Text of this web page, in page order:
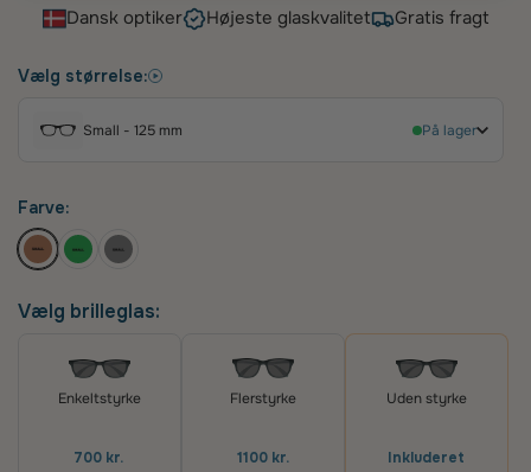
Dansk optiker Højeste glaskvalitet Gratis fragt
Vælg størrelse:
Small - 125 mm På lager
Farve:
Vælg brilleglas:
Enkeltstyrke
700 kr.
Flerstyrke
1100 kr.
Uden styrke
Inkluderet
Oplev skræddersyede brilleglas i høj kvalitet – til
priser, du vil elske
Det vigtigste for os er, at du er tilfreds med dit køb.
Derfor får du altid
100 dages tilfredshedsgaranti
2 års fabriksgaranti
på glas og briller.